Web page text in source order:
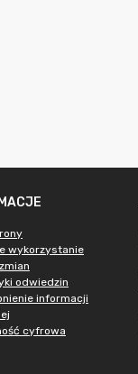
wykorzystanie
odwiedzin
informacji
cyfrowa